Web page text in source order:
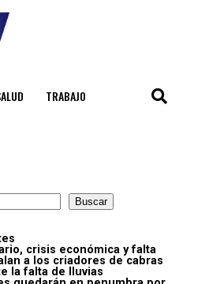
TRABAJO
Buscar
crisis económica y falta
a los criadores de cabras
la falta de lluvias